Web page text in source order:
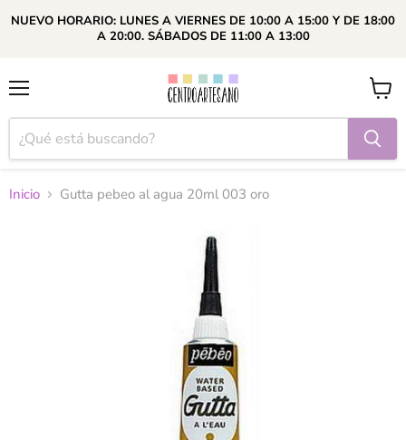
NUEVO HORARIO: LUNES A VIERNES DE 10:00 A 15:00 Y DE 18:00
A 20:00. SÁBADOS DE 11:00 A 13:00
Ver
carrito
Inicio Gutta pebeo al agua 20ml 003 oro